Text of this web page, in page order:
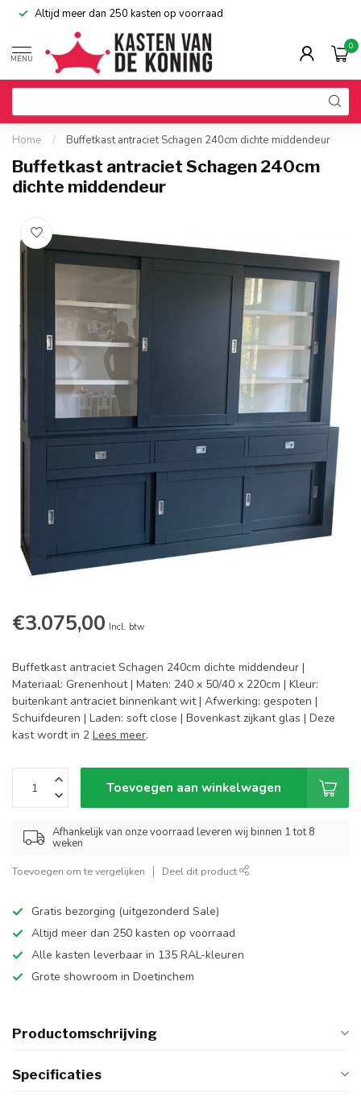
Altijd meer dan 250 kasten op voorraad
MENU
0
Home / Buffetkast antraciet Schagen 240cm dichte middendeur
Buffetkast antraciet Schagen 240cm
dichte middendeur
€3.075,00 Incl. btw
Buffetkast antraciet Schagen 240cm dichte middendeur |
Materiaal: Grenenhout | Maten: 240 x 50/40 x 220cm | Kleur:
buitenkant antraciet binnenkant wit | Afwerking: gespoten |
Schuifdeuren | Laden: soft close | Bovenkast zijkant glas | Deze
kast wordt in 2 Lees meer.
Toevoegen aan winkelwagen
Afhankelijk van onze voorraad leveren wij binnen 1 tot 8
weken
Toevoegen om te vergelijken Deel dit product
Gratis bezorging (uitgezonderd Sale)
Altijd meer dan 250 kasten op voorraad
Alle kasten leverbaar in 135 RAL-kleuren
Grote showroom in Doetinchem
Productomschrijving
Specificaties